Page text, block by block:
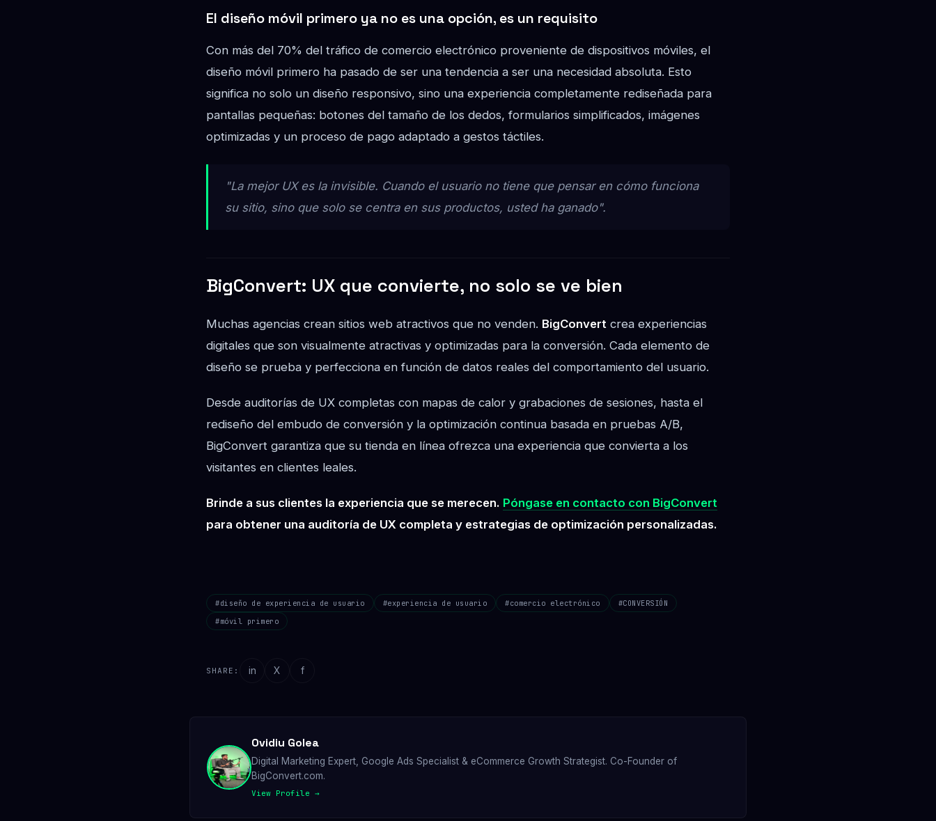
El diseño móvil primero ya no es una opción, es un requisito
Con más del 70% del tráfico de comercio electrónico proveniente de dispositivos móviles, el
diseño móvil primero ha pasado de ser una tendencia a ser una necesidad absoluta. Esto
significa no solo un diseño responsivo, sino una experiencia completamente rediseñada para
pantallas pequeñas: botones del tamaño de los dedos, formularios simplificados, imágenes
optimizadas y un proceso de pago adaptado a gestos táctiles.
"La mejor UX es la invisible. Cuando el usuario no tiene que pensar en cómo funciona
su sitio, sino que solo se centra en sus productos, usted ha ganado".
BigConvert: UX que convierte, no solo se ve bien
Muchas agencias crean sitios web atractivos que no venden. BigConvert crea experiencias
digitales que son visualmente atractivas y optimizadas para la conversión. Cada elemento de
diseño se prueba y perfecciona en función de datos reales del comportamiento del usuario.
Desde auditorías de UX completas con mapas de calor y grabaciones de sesiones, hasta el
rediseño del embudo de conversión y la optimización continua basada en pruebas A/B,
BigConvert garantiza que su tienda en línea ofrezca una experiencia que convierta a los
visitantes en clientes leales.
Brinde a sus clientes la experiencia que se merecen. Póngase en contacto con BigConvert
para obtener una auditoría de UX completa y estrategias de optimización personalizadas.
#diseño de experiencia de usuario #experiencia de usuario #comercio electrónico
#CONVERSIÓN
#móvil primero
SHARE: in X f
Ovidiu Golea
Digital Marketing Expert, Google Ads Specialist & eCommerce Growth Strategist. Co-Founder of
BigConvert.com.
View Profile →